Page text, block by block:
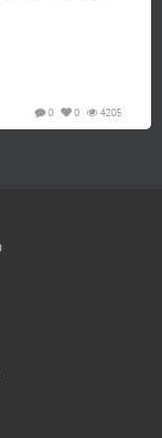
4205
0
0